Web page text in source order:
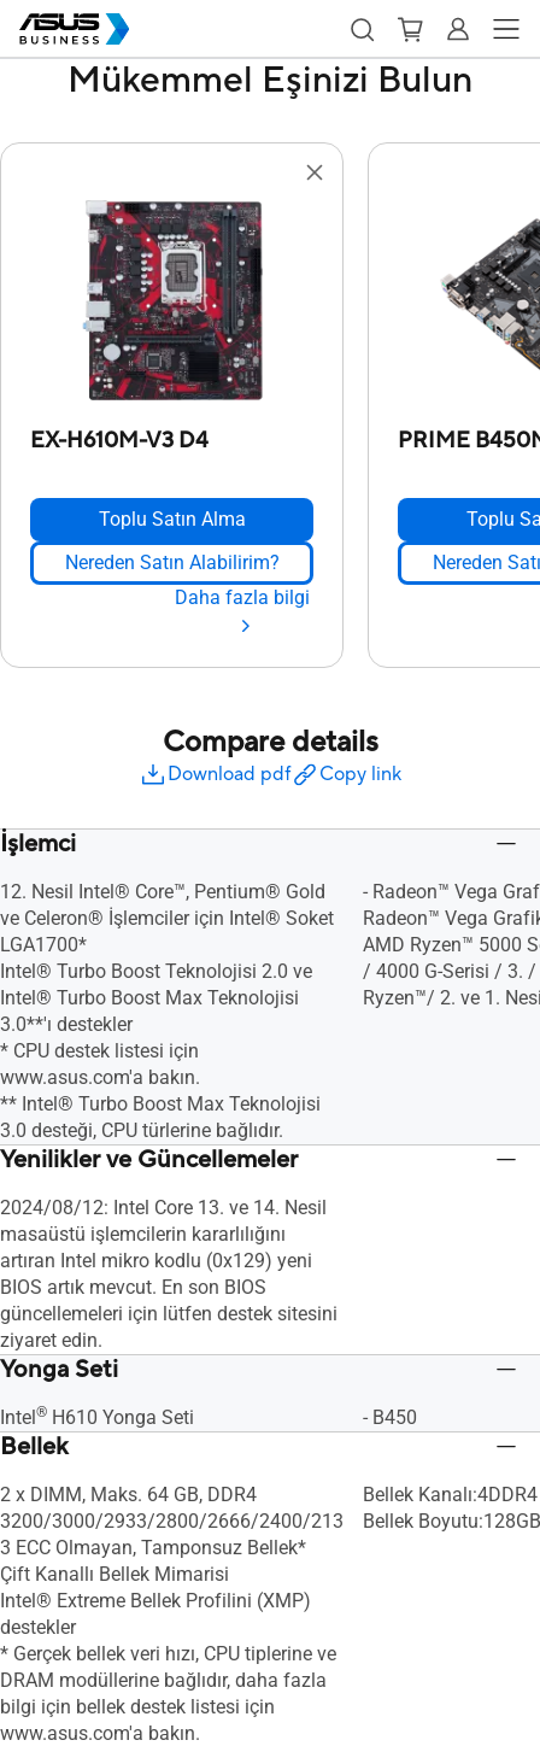
Mükemmel Eşinizi Bulun
EX-H610M-V3 D4
Toplu Satın Alma
Nereden Satın Alabilirim?
Daha fazla bilgi
PRIME
Toplu
Nereden
Compare details
Download pdf Copy link
İşlemci
12. Nesil Intel® Core™, Pentium® Gold
ve Celeron® İşlemciler için Intel® Soket
LGA1700*
Intel® Turbo Boost Teknolojisi 2.0 ve
Intel® Turbo Boost Max Teknolojisi
3.0**'ı destekler
* CPU destek listesi için
www.asus.com'a bakın.
** Intel® Turbo Boost Max Teknolojisi
3.0 desteği, CPU türlerine bağlıdır.
- Radeon™ Vega
Radeon™ Vega
AMD Ryzen™ 5000
/ 4000 G-Serisi / 3.
Ryzen™/ 2. ve 1.
Yenilikler ve Güncellemeler
2024/08/12: Intel Core 13. ve 14. Nesil
masaüstü işlemcilerin kararlılığını
artıran Intel mikro kodlu (0x129) yeni
BIOS artık mevcut. En son BIOS
güncellemeleri için lütfen destek sitesini
ziyaret edin.
Yonga Seti
Intel® H610 Yonga Seti - B450
Bellek
2 x DIMM, Maks. 64 GB, DDR4
3200/3000/2933/2800/2666/2400/213
3 ECC Olmayan, Tamponsuz Bellek*
Çift Kanallı Bellek Mimarisi
Intel® Extreme Bellek Profilini (XMP)
destekler
* Gerçek bellek veri hızı, CPU tiplerine ve
DRAM modüllerine bağlıdır, daha fazla
bilgi için bellek destek listesi için
www.asus.com'a bakın.
Bellek
Bellek Boyutu:128GB